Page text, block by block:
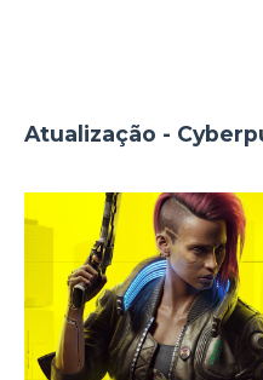
Atualização -